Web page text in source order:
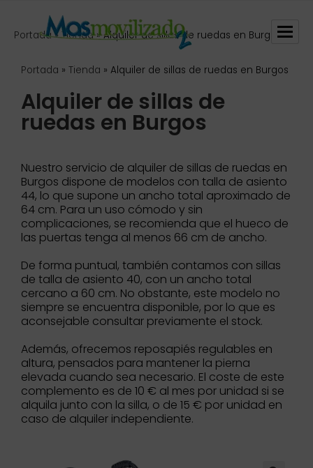
Portada»Tienda»Alquiler de sillas de ruedas en Burgos
Portada » Tienda » Alquiler de sillas de ruedas en Burgos
Alquiler de sillas de
ruedas en Burgos
Nuestro servicio de alquiler de sillas de ruedas en
Burgos dispone de modelos con talla de asiento
44, lo que supone un ancho total aproximado de
64 cm. Para un uso cómodo y sin
complicaciones, se recomienda que el hueco de
las puertas tenga al menos 66 cm de ancho.
De forma puntual, también contamos con sillas
de talla de asiento 40, con un ancho total
cercano a 60 cm. No obstante, este modelo no
siempre se encuentra disponible, por lo que es
aconsejable consultar previamente el stock.
Además, ofrecemos reposapiés regulables en
altura, pensados para mantener la pierna
elevada cuando sea necesario. El coste de este
complemento es de 10 € al mes por unidad si se
alquila junto con la silla, o de 15 € por unidad en
caso de alquiler independiente.